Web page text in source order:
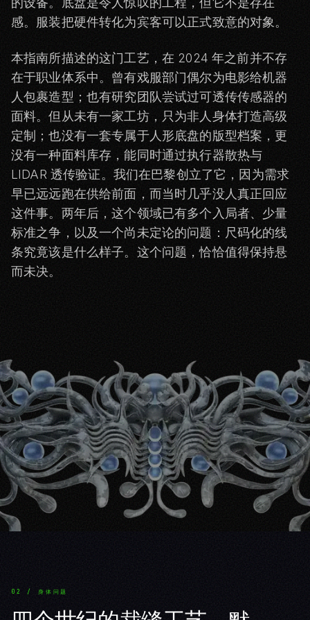
感。服装把硬件转化为宾客可以正式致意的对象。
本指南所描述的这门工艺，在 2024 年之前并不存
在于职业体系中。曾有戏服部门偶尔为电影给机器
人包裹造型；也有研究团队尝试过可透传传感器的
面料。但从未有一家工坊，只为非人身体打造高级
定制；也没有一套专属于人形底盘的版型档案，更
没有一种面料库存，能同时通过执行器散热与
LIDAR 透传验证。我们在巴黎创立了它，因为需求
早已远远跑在供给前面，而当时几乎没人真正回应
这件事。两年后，这个领域已有多个入局者、少量
标准之争，以及一个尚未定论的问题：尺码化的线
条究竟该是什么样子。这个问题，恰恰值得保持悬
而未决。
02 / 身体问题